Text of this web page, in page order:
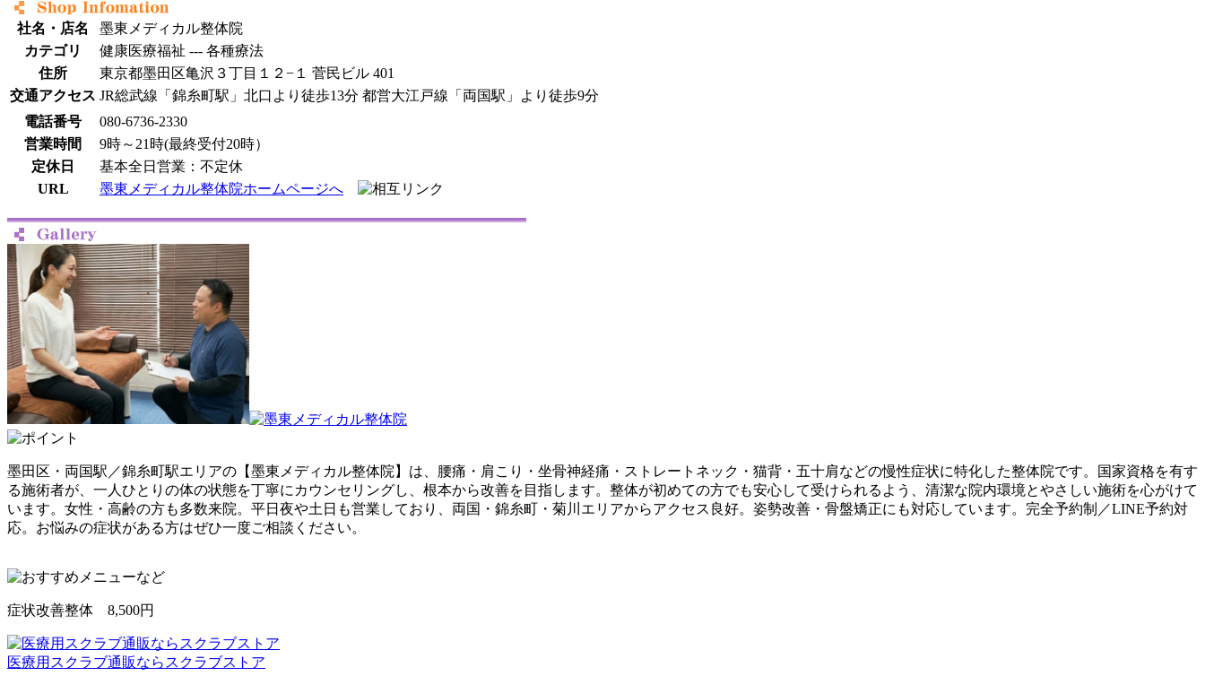
社名・店名
墨東メディカル整体院
カテゴリ
健康医療福祉 --- 各種療法
住所
東京都墨田区亀沢３丁目１２−１ 菅民ビル 401
交通アクセス JR総武線「錦糸町駅」北口より徒歩13分 都営大江戸線「両国駅」より徒歩9分
電話番号
080-6736-2330
営業時間
9時～21時(最終受付20時）
定休日
基本全日営業：不定休
URL
墨東メディカル整体院ホームページへ
墨田区・両国駅／錦糸町駅エリアの【墨東メディカル整体院】は、腰痛・肩こり・坐骨神経痛・ストレートネック・猫背・五十肩などの慢性症状に特化した整体院です。国家資格を有す
る施術者が、一人ひとりの体の状態を丁寧にカウンセリングし、根本から改善を目指します。整体が初めての方でも安心して受けられるよう、清潔な院内環境とやさしい施術を心がけて
います。女性・高齢の方も多数来院。平日夜や土日も営業しており、両国・錦糸町・菊川エリアからアクセス良好。姿勢改善・骨盤矯正にも対応しています。完全予約制／LINE予約対
応。お悩みの症状がある方はぜひ一度ご相談ください。
症状改善整体 8,500円
医療用スクラブ通販ならスクラブストア